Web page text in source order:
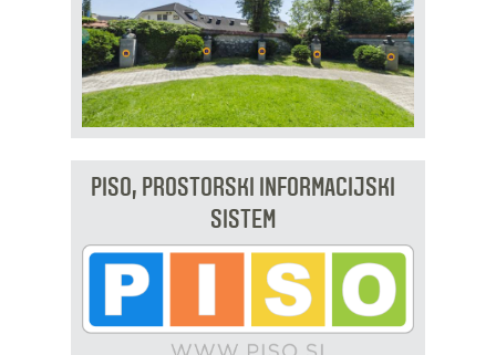
PISO, PROSTORSKI INFORMACIJSKI
SISTEM